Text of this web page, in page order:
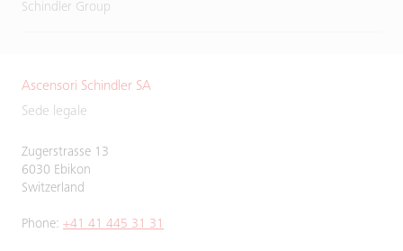
Schindler Group
Ascensori Schindler SA
Sede legale
Zugerstrasse 13
6030 Ebikon
Switzerland
Phone: +41 41 445 31 31